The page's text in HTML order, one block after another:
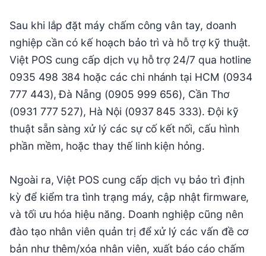
Sau khi lắp đặt máy chấm công vân tay, doanh
nghiệp cần có kế hoạch bảo trì và hỗ trợ kỹ thuật.
Việt POS cung cấp dịch vụ hỗ trợ 24/7 qua hotline
0935 498 384 hoặc các chi nhánh tại HCM (0934
777 443), Đà Nẵng (0905 999 656), Cần Thơ
(0931 777 527), Hà Nội (0937 845 333). Đội kỹ
thuật sẵn sàng xử lý các sự cố kết nối, cấu hình
phần mềm, hoặc thay thế linh kiện hỏng.
Ngoài ra, Việt POS cung cấp dịch vụ bảo trì định
kỳ để kiểm tra tình trạng máy, cập nhật firmware,
và tối ưu hóa hiệu năng. Doanh nghiệp cũng nên
đào tạo nhân viên quản trị để xử lý các vấn đề cơ
bản như thêm/xóa nhân viên, xuất báo cáo chấm